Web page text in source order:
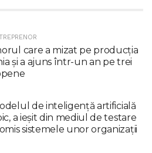
care a mizat pe producția
și a ajuns într-un an pe trei
de inteligenţă artificială
a ieşit din mediul de testare
sistemele unor organizaţii